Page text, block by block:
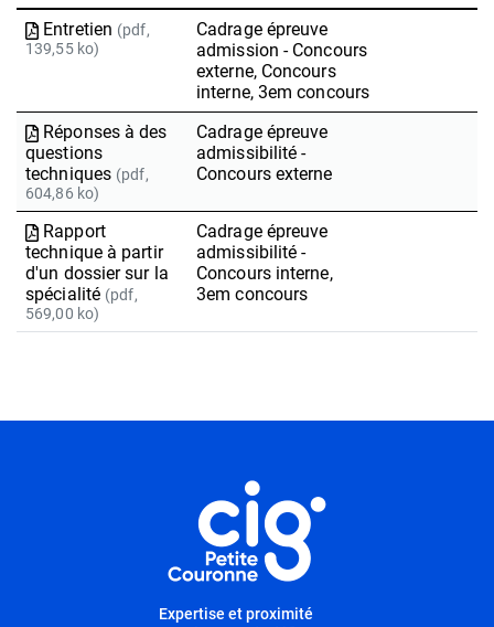
Entretien (pdf,
139,55 ko)
Cadrage épreuve
admission - Concours
externe, Concours
interne, 3em concours
Réponses à des
questions
techniques (pdf,
604,86 ko)
Cadrage épreuve
admissibilité -
Concours externe
Rapport
technique à partir
d'un dossier sur la
spécialité (pdf,
569,00 ko)
Cadrage épreuve
admissibilité -
Concours interne,
3em concours
Expertise et proximité